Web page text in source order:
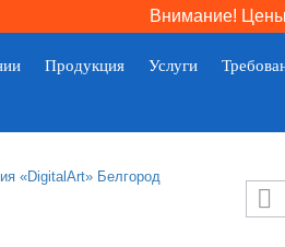
Внимание! Цены
Продукция Услуги
